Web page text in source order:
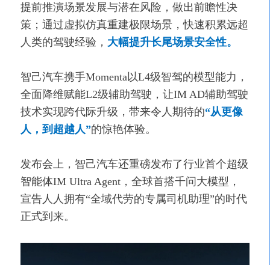
提前推演场景发展与潜在风险，做出前瞻性决
策；通过虚拟仿真重建极限场景，快速积累远超
人类的驾驶经验， 大幅提升长尾场景安全性。
智己汽车携手Momenta以L4级智驾的模型能力，
全面降维赋能L2级辅助驾驶，让IM AD辅助驾驶
技术实现跨代际升级，带来令人期待的“从更像
人，到超越人”的惊艳体验。
发布会上，智己汽车还重磅发布了行业首个超级
智能体IM Ultra Agent，全球首搭千问大模型，
宣告人人拥有“全域代劳的专属司机助理”的时代
正式到来。